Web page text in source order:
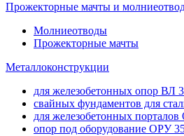
Прожекторные мачты и
Молниеотводы
Прожекторные мачты
Металлоконструкции
для железобетонных опор ВЛ
свайных фундаментов для
для железобетонных
опор под оборудование ОРУ